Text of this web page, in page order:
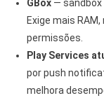
GBox— sandbox
Exige mais
permissões.
Play Services
por push
melhora